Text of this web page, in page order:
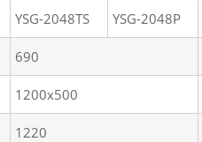
YSG-2048TS YSG-2048P
690
1200x500
1220